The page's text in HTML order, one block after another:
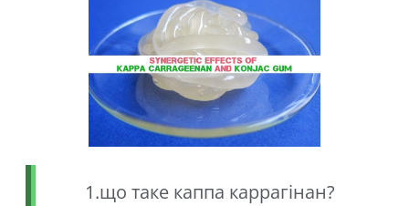
1.що таке каппа каррагінан?